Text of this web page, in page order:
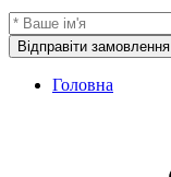
Відправіти замовлення
Головна